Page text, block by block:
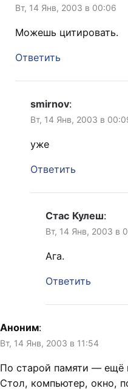
Вт, 14 Янв, 2003 в 00:06
Можешь цитировать.
Ответить
smirnov:
Вт, 14 Янв, 2003 в
уже
Ответить
Стас Кулеш:
Вт, 14 Янв, 2003 в
Ага.
Ответить
Аноним:
Вт, 14 Янв, 2003 в 11:54
По старой памяти — ещё
Стол, компьютер, окно,